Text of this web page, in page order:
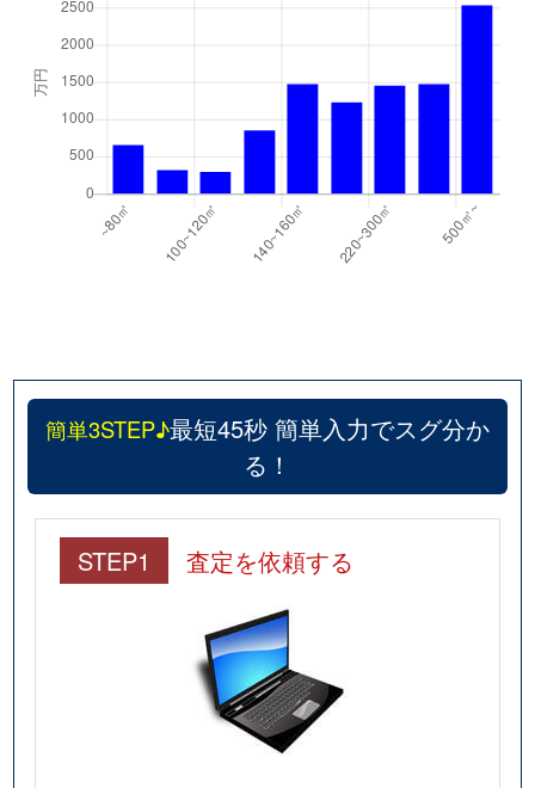
簡単3STEP♪最短45秒 簡単入力でスグ分か
る！
STEP1 査定を依頼する